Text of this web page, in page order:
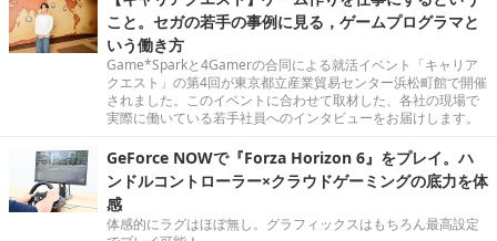
こと。セガの若手の事例に見る，ゲームプログラマと
いう働き方
Game*Sparkと4Gamerの合同による就活イベント「キャリア
クエスト」の第4回が東京都立産業貿易センター浜松町館で開催
されました。このイベントに合わせて取材した、各社の現場で
実際に働いている若手社員へのインタビューをお届けします。
GeForce NOWで『Forza Horizon 6』をプレイ。ハ
ンドルコントローラー×クラウドゲーミングの底力を体
感
体感的にラグはほぼ無し。グラフィックスはもちろん最高設定